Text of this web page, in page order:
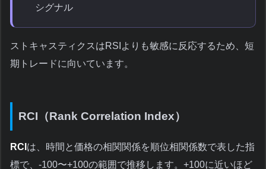
シグナル
ストキャスティクスはRSIよりも敏感に反応するため、短
期トレードに向いています。
RCI（Rank Correlation Index）
RCI は、時間と価格の相関関係を順位相関係数で表した指
標で、-100〜+100の範囲で推移します。+100に近いほど